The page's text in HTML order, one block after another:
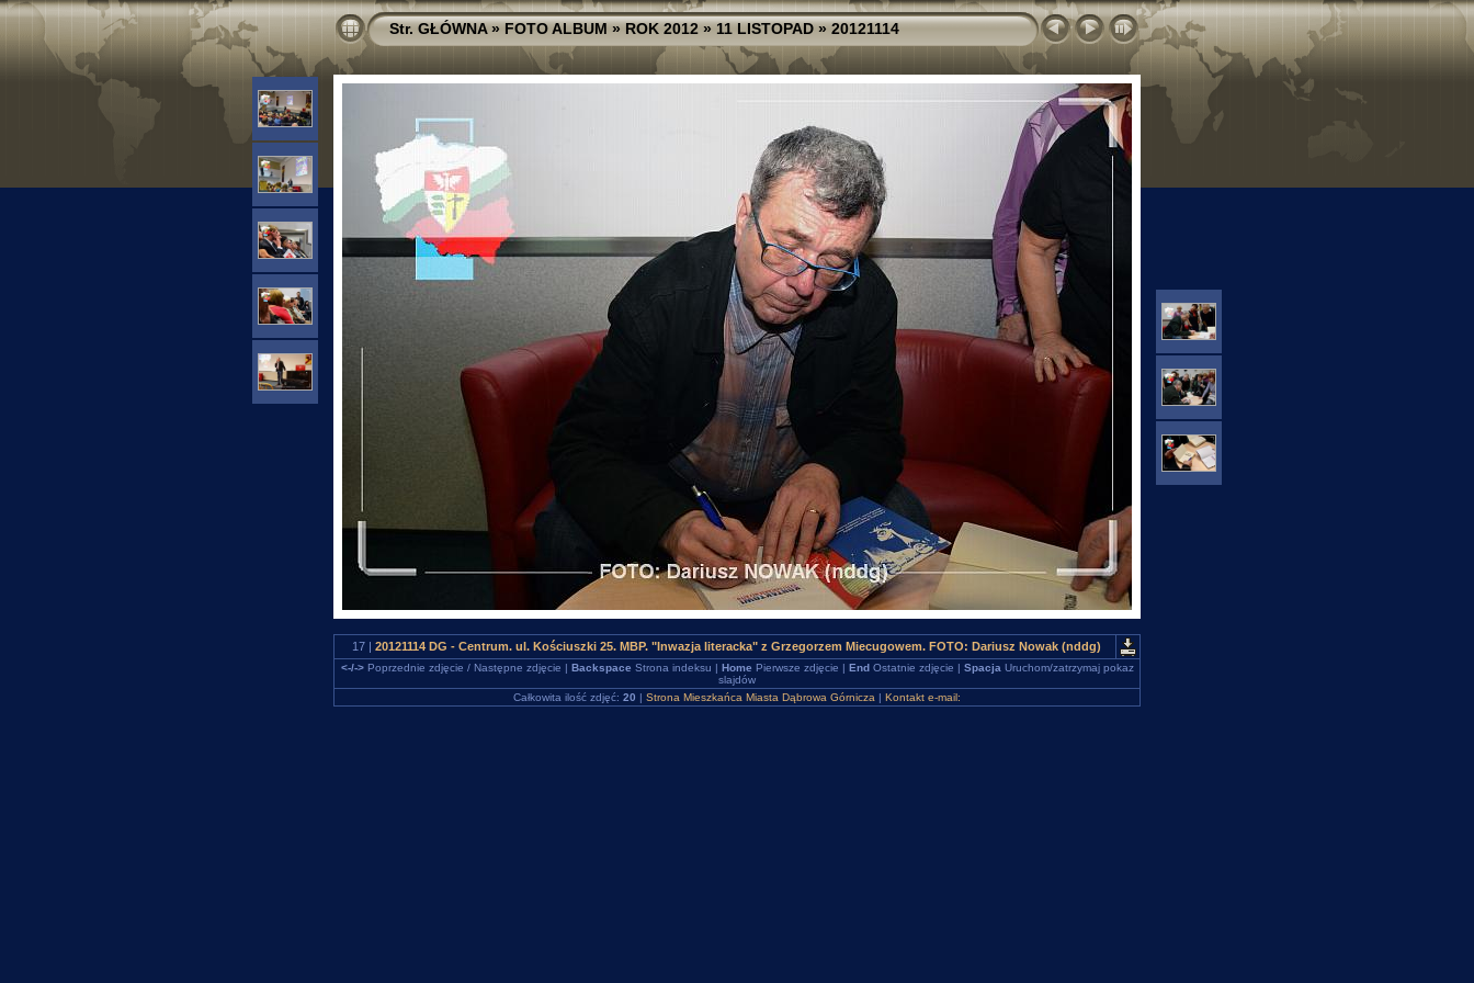
Str. GŁÓWNA»FOTO ALBUM»ROK 2012»11 LISTOPAD»20121114
17 | 20121114 DG - Centrum. ul. Kościuszki 25. MBP. "Inwazja literacka" z Grzegorzem Miecugowem. FOTO: Dariusz Nowak (nddg)
<-/->Poprzednie zdjęcie / Następne zdjęcie | Backspace Strona indeksu | Home Pierwsze zdjęcie | EndOstatnie zdjęcie | Spacja Uruchom/zatrzymaj pokaz
slajdów
Całkowita ilość zdjęć: 20 | Strona Mieszkańca Miasta Dąbrowa Górnicza | Kontakt e-mail: